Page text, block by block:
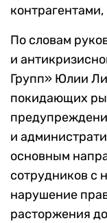
контрагентами,
По словам
и
Групп» Юлии
покидающих
и
основным
сотрудников с
нарушение
расторжения